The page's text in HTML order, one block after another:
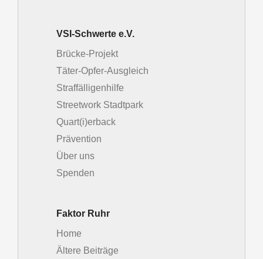
VSI-Schwerte e.V.
Brücke-Projekt
Täter-Opfer-Ausgleich
Straffälligenhilfe
Streetwork Stadtpark
Quart(i)erback
Prävention
Über uns
Spenden
Faktor Ruhr
Home
Ältere Beiträge